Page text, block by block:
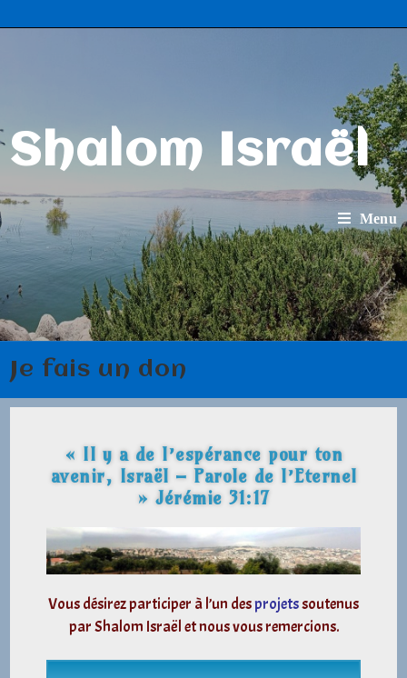
Shalom Israël
Menu
Je fais un don
« Il y a de l’espérance pour ton
avenir, Israël – Parole de l’Eternel
» Jérémie 31:17
Vous désirez participer à l’un desprojetssoutenus
par Shalom Israël et nous vous remercions.